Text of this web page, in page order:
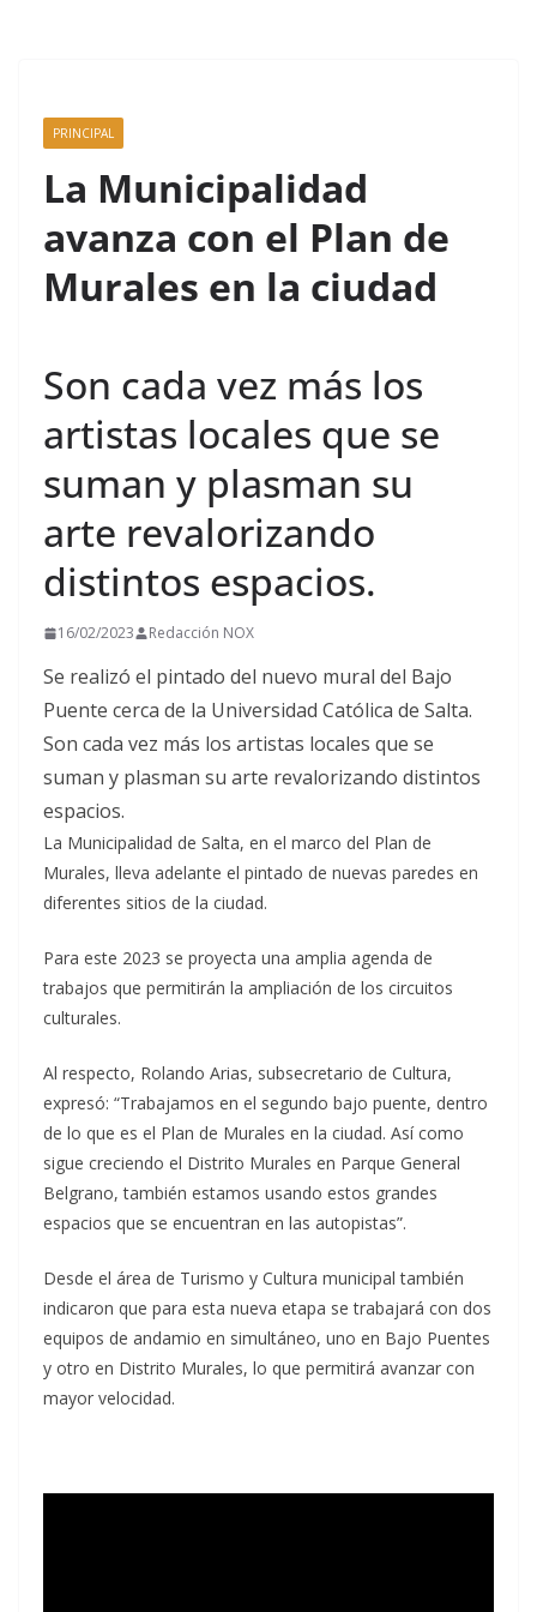
PRINCIPAL
La Municipalidad
avanza con el Plan de
Murales en la ciudad
Son cada vez más los
artistas locales que se
suman y plasman su
arte revalorizando
distintos espacios.
16/02/2023 Redacción NOX
Se realizó el pintado del nuevo mural del Bajo
Puente cerca de la Universidad Católica de Salta.
Son cada vez más los artistas locales que se
suman y plasman su arte revalorizando distintos
espacios.
La Municipalidad de Salta, en el marco del Plan de
Murales, lleva adelante el pintado de nuevas paredes en
diferentes sitios de la ciudad.
Para este 2023 se proyecta una amplia agenda de
trabajos que permitirán la ampliación de los circuitos
culturales.
Al respecto, Rolando Arias, subsecretario de Cultura,
expresó: “Trabajamos en el segundo bajo puente, dentro
de lo que es el Plan de Murales en la ciudad. Así como
sigue creciendo el Distrito Murales en Parque General
Belgrano, también estamos usando estos grandes
espacios que se encuentran en las autopistas”.
Desde el área de Turismo y Cultura municipal también
indicaron que para esta nueva etapa se trabajará con dos
equipos de andamio en simultáneo, uno en Bajo Puentes
y otro en Distrito Murales, lo que permitirá avanzar con
mayor velocidad.